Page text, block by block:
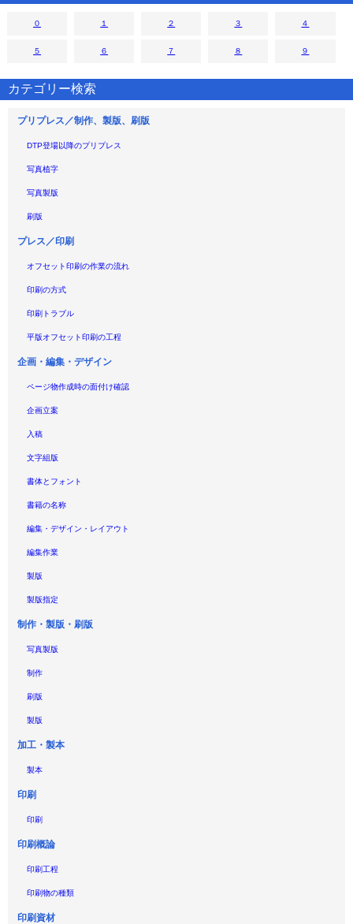
０ １ ２ ３ ４
５ ６ ７ ８ ９
カテゴリー検索
プリプレス／制作、製版、刷版
DTP登場以降のプリプレス
写真植字
写真製版
刷版
プレス／印刷
オフセット印刷の作業の流れ
印刷の方式
印刷トラブル
平版オフセット印刷の工程
企画・編集・デザイン
ページ物作成時の面付け確認
企画立案
入稿
文字組版
書体とフォント
書籍の名称
編集・デザイン・レイアウト
編集作業
製版
製版指定
制作・製版・刷版
写真製版
制作
刷版
製版
加工・製本
製本
印刷
印刷
印刷概論
印刷工程
印刷物の種類
印刷資材